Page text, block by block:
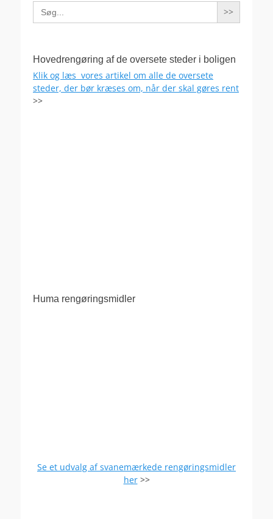
Search
for:
Hovedrengøring af de oversete steder i boligen
Klik og læs vores artikel om alle de oversete
steder, der bør kræses om, når der skal gøres rent
>>
Huma rengøringsmidler
Se et udvalg af svanemærkede rengøringsmidler
her>>